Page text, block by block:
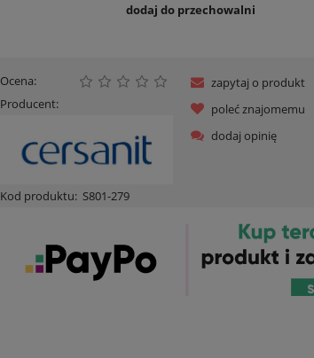
dodaj do przechowalni
Ocena:
Producent:
Kod produktu: S801-279
zapytaj o produkt
poleć znajomemu
dodaj opinię